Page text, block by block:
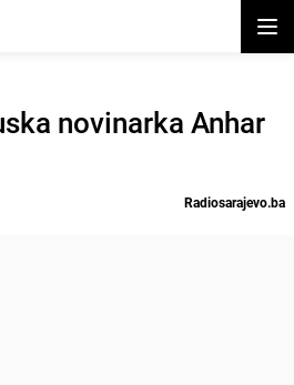
novinarka Anhar
Radiosarajevo.ba